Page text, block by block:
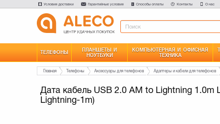
Условия доставки Гарантийные условия Способы оплаты Контакты О нас
ТЕЛЕФОНЫ
ПЛАНШЕТЫ И
НОУТБУКИ
КОМПЬЮТЕРНАЯ И ОФИСНАЯ
ТЕХНИКА
Главная Телефоны Аксессуары для телефонов Адаптеры и кабели для телефонов
Дата кабель USB 2.0 AM to Lightning 1.0m
Lightning-1m)